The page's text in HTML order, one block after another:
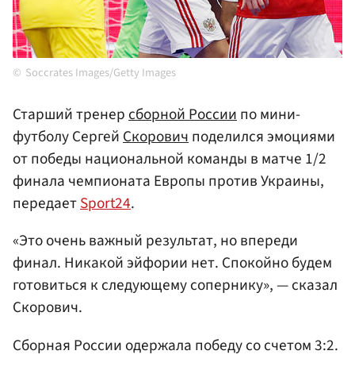
Soccrates Images/Getty Images
Старший тренерсборной Россиипо мини-
футболу СергейСкоровичподелился эмоциями
от победы национальной команды в матче 1/2
финала чемпионата Европы против Украины,
передаетSport24.
«Это очень важный результат, но впереди
финал. Никакой эйфории нет. Спокойно будем
готовиться к следующему сопернику», — сказал
Скорович.
Сборная России одержала победу со счетом 3:2.